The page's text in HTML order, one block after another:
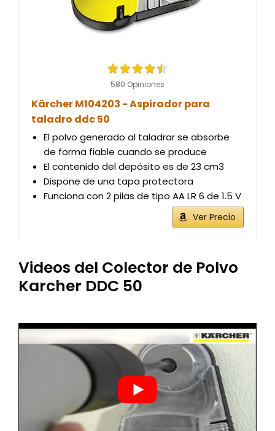
580 Opiniones
Kärcher M104203 - Aspirador para
taladro ddc 50
El polvo generado al taladrar se absorbe
de forma fiable cuando se produce
El contenido del depósito es de 23 cm3
Dispone de una tapa protectora
Funciona con 2 pilas de tipo AA LR 6 de 1.5 V
Ver Precio
Videos del Colector de Polvo
Karcher DDC 50